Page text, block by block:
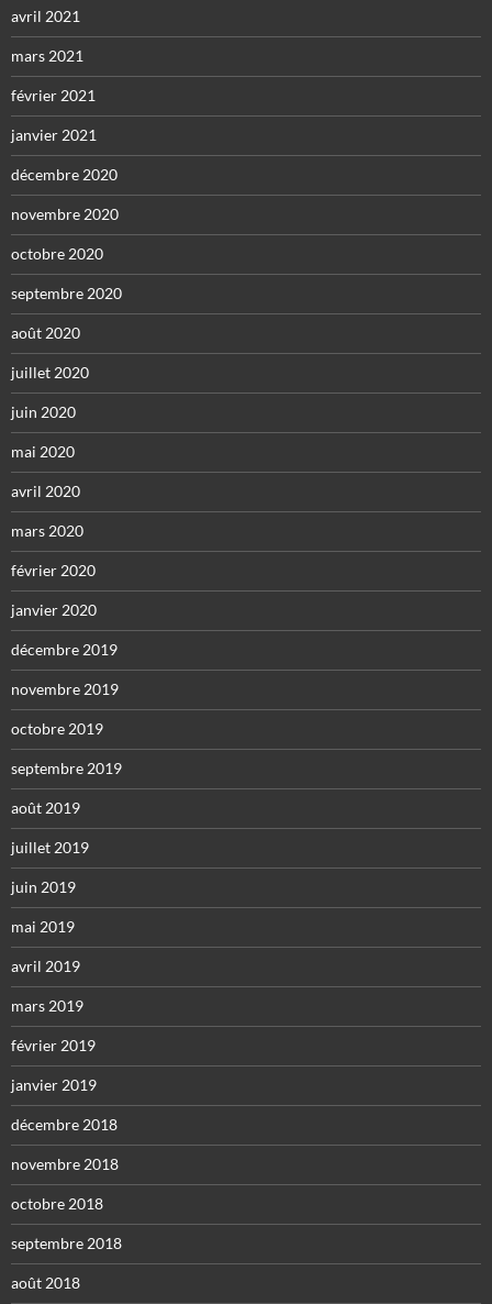
avril 2021
mars 2021
février 2021
janvier 2021
décembre 2020
novembre 2020
octobre 2020
septembre 2020
août 2020
juillet 2020
juin 2020
mai 2020
avril 2020
mars 2020
février 2020
janvier 2020
décembre 2019
novembre 2019
octobre 2019
septembre 2019
août 2019
juillet 2019
juin 2019
mai 2019
avril 2019
mars 2019
février 2019
janvier 2019
décembre 2018
novembre 2018
octobre 2018
septembre 2018
août 2018